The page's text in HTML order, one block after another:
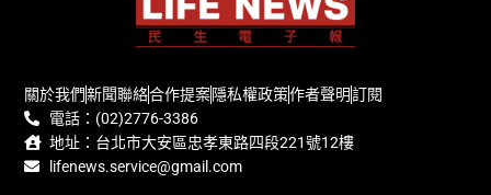
關於我們新聞聯絡合作提案隱私權政策作者聲明訂閱
電話：(02)2776-3386
地址：台北市大安區忠孝東路四段221號12樓
lifenews.service@gmail.com